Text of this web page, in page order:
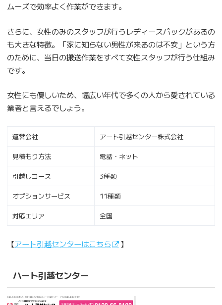
ムーズで効率よく作業ができます。
さらに、女性のみのスタッフが行うレディースパックがあるの
も大きな特徴。「家に知らない男性が来るのは不安」という方
のために、当日の搬送作業をすべて女性スタッフが行う仕組み
です。
女性にも優しいため、幅広い年代で多くの人から愛されている
業者と言えるでしょう。
運営会社 アート引越センター株式会社
見積もり方法 電話・ネット
引越しコース 3種類
オプションサービス 11種類
対応エリア 全国
【アート引越センターはこちら 】
ハート引越センター